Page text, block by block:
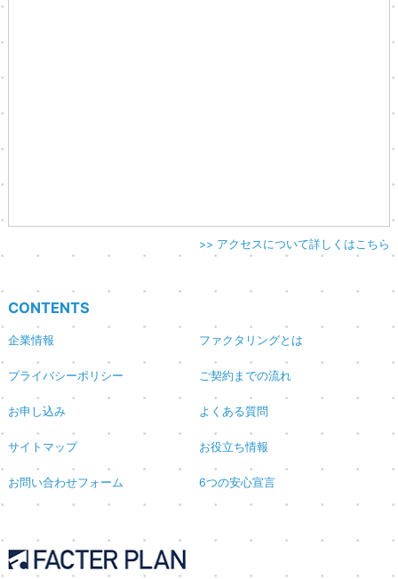
>> アクセスについて詳しくはこちら
CONTENTS
企業情報 ファクタリングとは
プライバシーポリシー ご契約までの流れ
お申し込み よくある質問
サイトマップ お役立ち情報
お問い合わせフォーム 6つの安心宣言